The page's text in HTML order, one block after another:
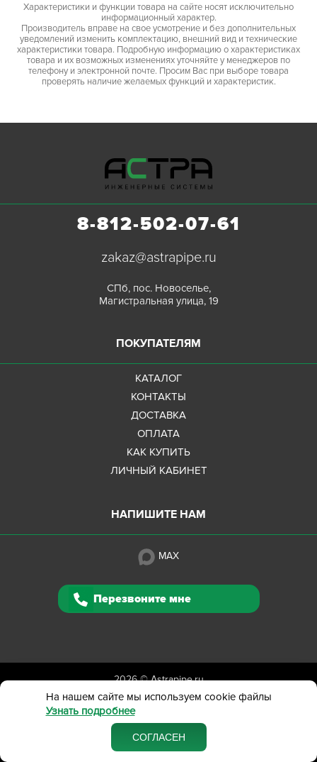
Характеристики и функции товара на сайте носят исключительно
информационный характер.
Производитель вправе на свое усмотрение и без дополнительных
уведомлений изменить комплектацию, внешний вид и технические
характеристики товара. Подробную информацию о характеристиках
товара и их возможных изменениях уточняйте у менеджеров по
телефону и электронной почте. Просим Вас при выборе товара
проверять наличие желаемых функций и характеристик.
8-812-502-07-61
zakaz@astrapipe.ru
СПб, пос. Новоселье,
Магистральная улица, 19
ПОКУПАТЕЛЯМ
КАТАЛОГ
КОНТАКТЫ
ДОСТАВКА
ОПЛАТА
КАК КУПИТЬ
ЛИЧНЫЙ КАБИНЕТ
НАПИШИТЕ НАМ
MAX
Перезвоните мне
2026 ©Astrapipe.ru
Полная версия сайта
Политика конфиденциальности
Вся представленная на сайте информация приведена
в ознакомительных целях и не является публичной офертой
На нашем сайте мы используем cookie файлы
Узнать подробнее
СОГЛАСЕН